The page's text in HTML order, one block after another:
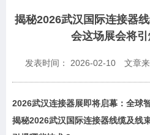
揭秘2026武汉国际连接器
会这场展会将
发表时间： 2026-02-10 文章
2026武汉连接器展即将启幕：全球
揭秘2026武汉国际连接器线缆及线